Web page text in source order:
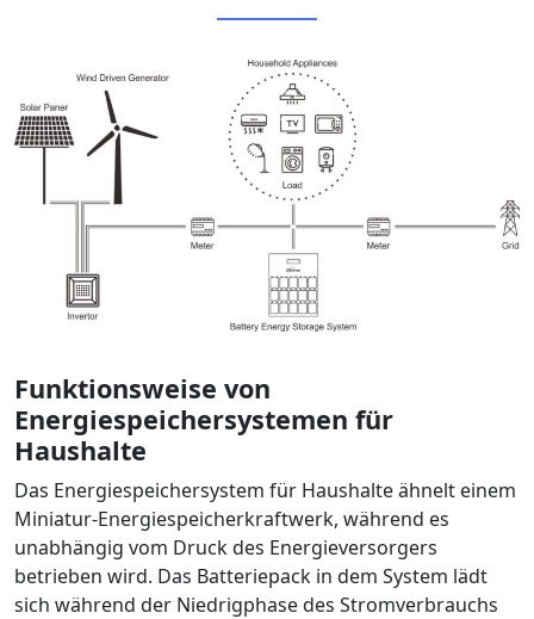
Funktionsweise von
Energiespeichersystemen für
Haushalte
Das Energiespeichersystem für Haushalte ähnelt einem
Miniatur-Energiespeicherkraftwerk, während es
unabhängig vom Druck des Energieversorgers
betrieben wird. Das Batteriepack in dem System lädt
sich während der Niedrigphase des Stromverbrauchs